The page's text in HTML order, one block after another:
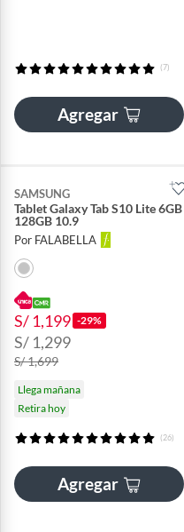
(7)
Agregar
SAMSUNG
Tablet Galaxy Tab S10 Lite 6GB
128GB 10.9
Por FALABELLA
S/ 1,199 -29%
S/ 1,299
S/ 1,699
Llega mañana
Retira hoy
(26)
Agregar